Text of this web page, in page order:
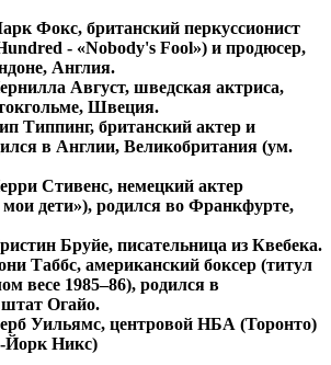
Фокс, британский перкуссионист
- «Nobody's Fool») и продюсер,
Англия.
Август, шведская актриса,
Швеция.
Типпинг, британский актер и
в Англии, Великобритания (ум.
Стивенс, немецкий актер
дети»), родился во Франкфурте,
Бруйе, писательница из Квебека.
Таббс, американский боксер (титул
весе 1985–86), родился в
Огайо.
Уильямс, центровой НБА (Торонто)
Йорк Никс)